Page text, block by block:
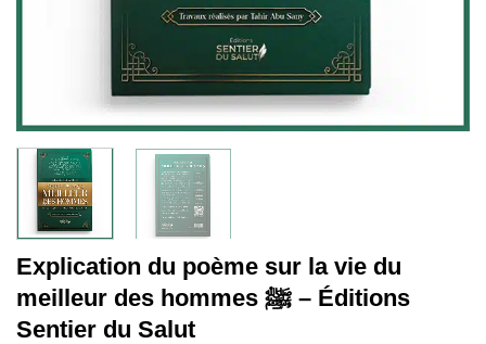
Explication du poème sur la vie du
meilleur des hommes ﷺ – Éditions
Sentier du Salut